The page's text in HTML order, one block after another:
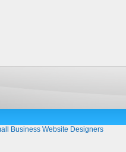
Business Website Designers